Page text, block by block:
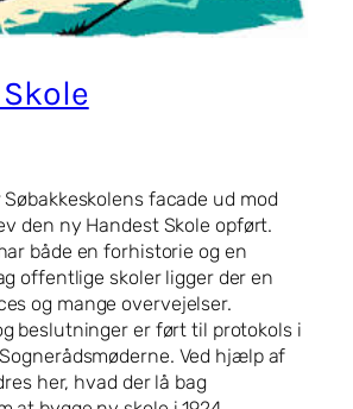
facade ud mod
den ny Handest Skole opført.
både en forhistorie og en
offentlige skoler ligger der en
og mange overvejelser.
beslutninger er ført til protokols i
Ved hjælp af
her, hvad der lå bag